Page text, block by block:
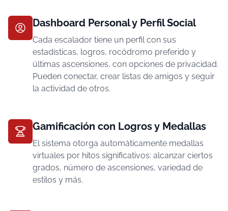
Dashboard Personal y Perfil Social
Cada escalador tiene un perfil con sus
estadísticas, logros, rocódromo preferido y
últimas ascensiones, con opciones de privacidad.
Pueden conectar, crear listas de amigos y seguir
la actividad de otros.
Gamificación con Logros y Medallas
El sistema otorga automáticamente medallas
virtuales por hitos significativos: alcanzar ciertos
grados, número de ascensiones, variedad de
estilos y más.